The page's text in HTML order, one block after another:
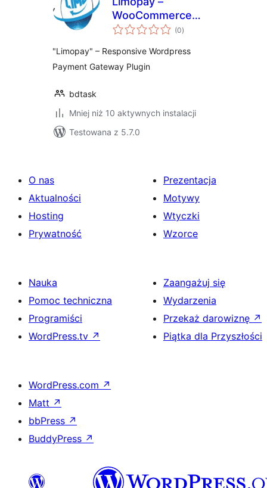
WooCommerce
Payment Gateway
(0wszystkich
ocen
)
"Limopay" – Responsive Wordpress
Payment Gateway Plugin
bdtask
Mniej niż 10 aktywnych instalacji
Testowana z 5.7.0
O nas
Aktualności
Hosting
Prywatność
Prezentacja
Motywy
Wtyczki
Wzorce
Nauka
Pomoc techniczna
Programiści
WordPress.tv ↗
Zaangażuj się
Wydarzenia
Przekaż darowiznę ↗
Piątka dla Przyszłości
WordPress.com ↗
Matt ↗
bbPress ↗
BuddyPress ↗